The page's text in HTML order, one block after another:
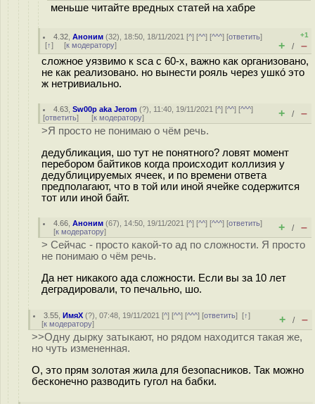
меньше читайте вредных статей на хабре
4.32 ,Аноним (32), 18:50, 18/11/2021 [^] [^^] [^^^] [ответить]
[↑] [к модератору]
+1
+ / –
сложное уязвимо к sca с 60-х, важно как организовано,
не как реализовано. но вынести рояль через ушкó это
ж нетривиально.
4.63 ,Sw00p aka Jerom (?), 11:40, 19/11/2021 [^] [^^] [^^^]
[ответить] [к модератору] + / –
>Я просто не понимаю о чём речь.
дедубликация, шо тут не понятного? ловят момент
перебором байтиков когда происходит коллизия у
дедублицируемых ячеек, и по времени ответа
предполагают, что в той или иной ячейке содержится
тот или иной байт.
4.66 ,Аноним (67), 14:50, 19/11/2021 [^] [^^] [^^^] [ответить]
[к модератору] + / –
> Сейчас - просто какой-то ад по сложности. Я просто
не понимаю о чём речь.
Да нет никакого ада сложности. Если вы за 10 лет
деградировали, то печально, шо.
3.55 ,ИмяХ (?), 07:48, 19/11/2021 [^] [^^] [^^^] [ответить][↑]
[к модератору] + / –
>>Одну дырку затыкают, но рядом находится такая же,
но чуть измененная.
О, это прям золотая жила для безопасников. Так можно
бесконечно разводить гугол на бабки.